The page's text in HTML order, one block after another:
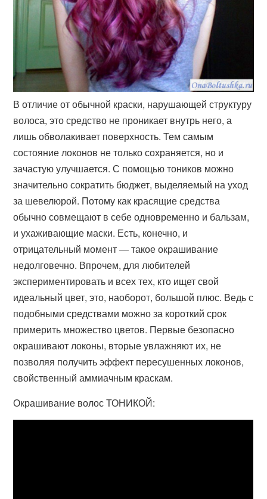
В отличие от обычной краски, нарушающей структуру
волоса, это средство не проникает внутрь него, а
лишь обволакивает поверхность. Тем самым
состояние локонов не только сохраняется, но и
зачастую улучшается. С помощью тоников можно
значительно сократить бюджет, выделяемый на уход
за шевелюрой. Потому как красящие средства
обычно совмещают в себе одновременно и бальзам,
и ухаживающие маски. Есть, конечно, и
отрицательный момент — такое окрашивание
недолговечно. Впрочем, для любителей
экспериментировать и всех тех, кто ищет свой
идеальный цвет, это, наоборот, большой плюс. Ведь с
подобными средствами можно за короткий срок
примерить множество цветов. Первые безопасно
окрашивают локоны, вторые увлажняют их, не
позволяя получить эффект пересушенных локонов,
свойственный аммиачным краскам.
Окрашивание волос ТОНИКОЙ: